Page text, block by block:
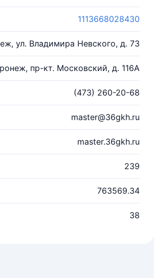
1113668028430
ул. Владимира Невского, д. 73
пр-кт. Московский, д. 116А
(473) 260-20-68
master@36gkh.ru
master.36gkh.ru
239
763569.34
38